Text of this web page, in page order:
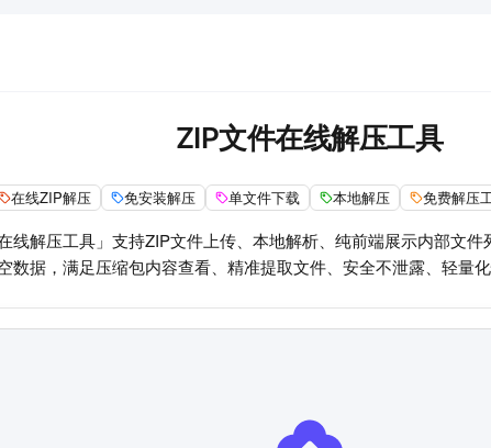
ZIP文件在线解压工具
在线ZIP解压 免安装解压 单文件下载 本地解压 免费解压
线解压工具」支持ZIP文件上传、本地解析、纯前端展示内部文
数据，满足压缩包内容查看、精准提取文件、安全不泄露、轻量化